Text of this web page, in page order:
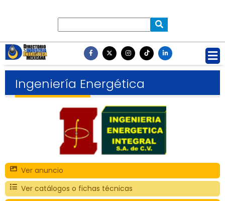
Ingeniería Energética
Ver anuncio
Ver catálogos o fichas técnicas